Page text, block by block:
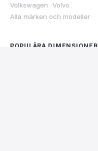
Volkswagen ·Volvo
Alla märken och modeller
POPULÄRA DIMENSIONER